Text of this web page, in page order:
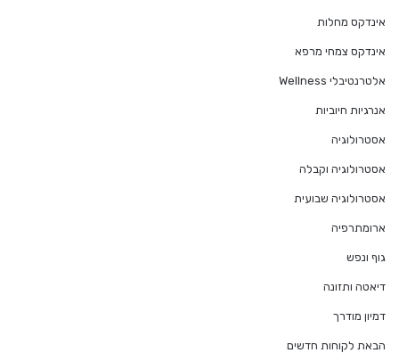
אינדקס מחלות
אינדקס צמחי מרפא
אלטרנטיבלי Wellness
אנרגיות חיוביות
אסטרולוגיה
אסטרולוגיה וקבלה
אסטרולוגיה שבועית
ארומתרפיה
גוף ונפש
דיאטה ותזונה
דמיון מודרך
הבאת לקוחות חדשים